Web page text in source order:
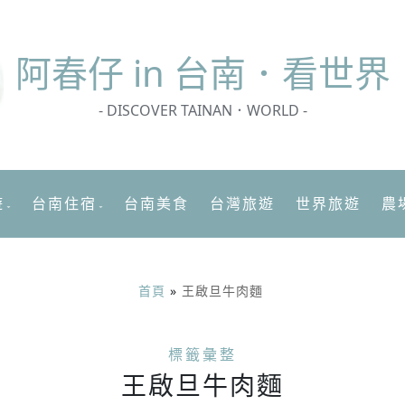
阿春仔 in 台南．看世界
- DISCOVER TAINAN．WORLD -
台南住宿 台南美食 台灣旅遊 世界旅遊 農
首頁 » 王啟旦牛肉麵
標籤彙整
王啟旦牛肉麵